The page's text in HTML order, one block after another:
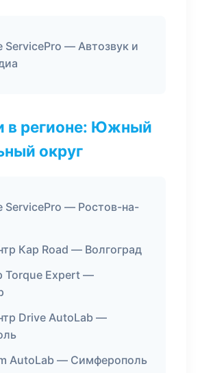
— Автозвук и
в регионе: Южный
округ
ServicePro — Ростов-на-
Кар Road — Волгоград
Torque Expert —
Drive AutoLab —
AutoLab — Симферополь